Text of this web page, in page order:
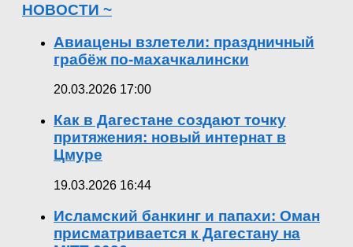
НОВОСТИ ~
Авиацены взлетели: праздничный
грабёж по-махачкалински
20.03.2026 17:00
Как в Дагестане создают точку
притяжения: новый интернат в
Цмуре
19.03.2026 16:44
Исламский банкинг и папахи: Оман
присматривается к Дагестану на